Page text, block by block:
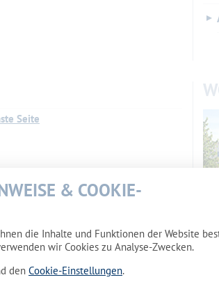
Seite
& COOKIE-
die Inhalte und Funktionen der Website
wir Cookies zu Analyse-Zwecken.
den Cookie-Einstellungen.